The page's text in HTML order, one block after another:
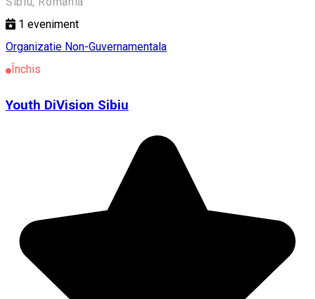
1 eveniment
Organizatie Non-Guvernamentala
Închis
Youth DiVision Sibiu